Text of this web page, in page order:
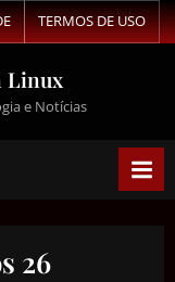
TERMOS DE USO
Linux
e Notícias
26